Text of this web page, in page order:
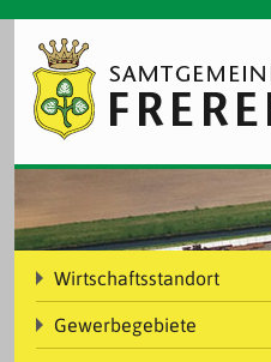
Wirtschaftsstandort
Gewerbegebiete